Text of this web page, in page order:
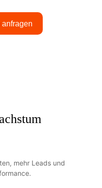
mehr Leads und